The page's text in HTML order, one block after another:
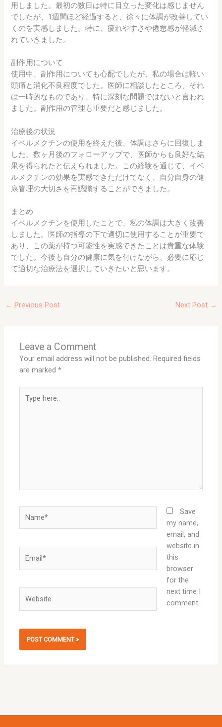
用しました。最初の数日は特に目立った変化は感じません
でしたが、1週間ほど経過すると、徐々に体調が改善してい
くのを実感しました。特に、疲れやすさや倦怠感が軽減さ
れていきました。
副作用について
使用中、副作用についても心配でしたが、私の場合は軽い
頭痛と消化不良程度でした。医師に相談したところ、それ
は一時的なものであり、特に深刻な問題ではないと言われ
ました。副作用の管理も重要だと感じました。
治療後の状況
イベルメクチンの使用を終えた後、体調はさらに回復しま
した。数ヶ月後のフォローアップで、医師からも良好な結
果を得られたと伝えられました。この経験を通じて、イベ
ルメクチンの効果を実感できただけでなく、自分自身の健
康管理の大切さを再認識することができました。
まとめ
イベルメクチンを使用したことで、私の体調は大きく改善
しました。医師の指導の下で適切に使用することが重要で
あり、この薬が持つ可能性を実感できたことは貴重な体験
でした。今後も自分の健康に気を付けながら、必要に応じ
て適切な治療法を選択していきたいと思います。
← Previous Post Next Post →
Leave a Comment
Your email address will not be published. Required fields
are marked*
here..
Save
my name,
email, and
website in
this
browser
for the
next time I
comment.